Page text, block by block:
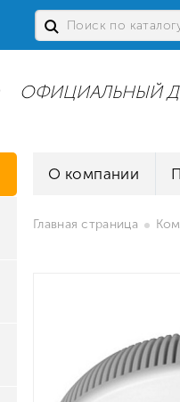
ОФИЦИАЛЬНЫЙ
О компании
Главная страница